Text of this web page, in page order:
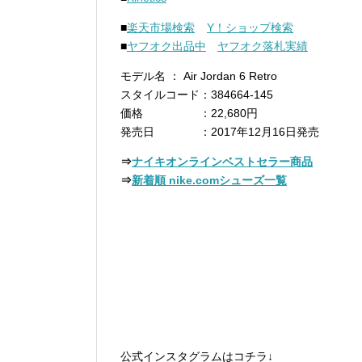
■楽天市場検索
Y！ショップ検索
■ヤフオク出品中 ヤフオク落札実績
モデル名 ： Air Jordan 6 Retro
スタイルコード：384664-145
価格 ：22,680円
発売日 ：2017年12月16日発売
⇒ナイキオンラインベストセラー商品
⇒新着順 nike.comシューズ一覧
公式インスタグラムはコチラ↓